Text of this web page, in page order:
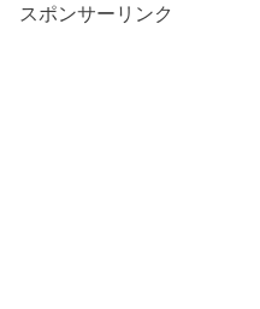
スポンサーリンク